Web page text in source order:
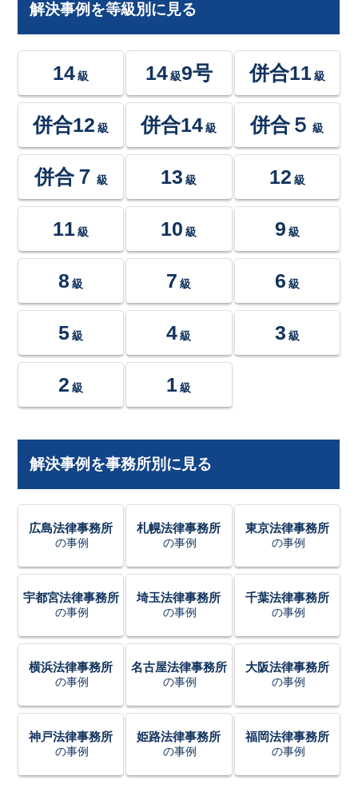
解決事例を等級別に見る
14 級 14級9号 併合11 級
併合12 級 併合14 級 併合５ 級
併合７ 級 13 級 12 級
11 級 10 級 9 級
8 級 7 級 6 級
5 級 4 級 3 級
2 級 1 級
解決事例を事務所別に見る
広島法律事務所
の事例
札幌法律事務所
の事例
東京法律事務所
の事例
宇都宮法律事務所
の事例
埼玉法律事務所
の事例
千葉法律事務所
の事例
横浜法律事務所
の事例
名古屋法律事務所
の事例
大阪法律事務所
の事例
神戸法律事務所
の事例
姫路法律事務所
の事例
福岡法律事務所
の事例